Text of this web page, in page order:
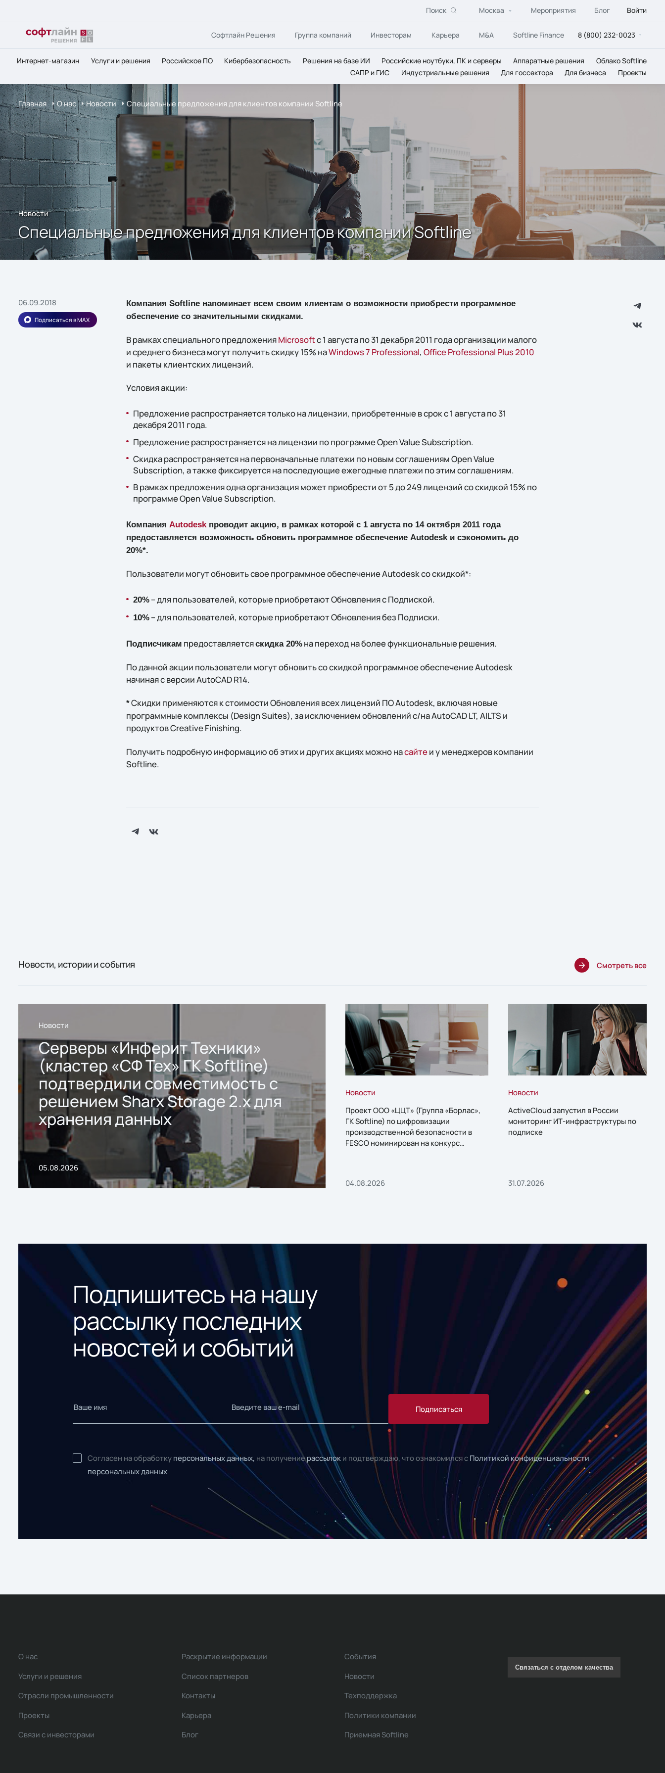
Поиск Москва Мероприятия Блог Войти
Софтлайн Решения Группа компаний Инвесторам Карьера M&A Softline Finance 8 (800) 232-0023
Интернет-магазин Услуги и решения Российское ПО Кибербезопасность Решения на базе ИИ Российские ноутбуки, ПК и серверы Аппаратные решения
Облако Softline
САПР и ГИС
Индустриальные решения Для госсектора Для бизнеса Проекты
Главная О нас Новости Специальные предложения для клиентов компании Softline
Новости
Специальные предложения для клиентов компании Softline
06.09.2018
Подписаться в MAX
Компания Softline напоминает всем своим клиентам о возможности приобрести программное
обеспечение со значительными скидками.
В рамках специального предложенияMicrosoftс 1 августа по 31 декабря 2011 года организации малого
и среднего бизнеса могут получить скидку 15% наWindows 7 Professional, Office Professional Plus 2010
и пакеты клиентских лицензий.
Условия акции:
Предложение распространяется только на лицензии, приобретенные в срок с 1 августа по 31
декабря 2011 года.
Предложение распространяется на лицензии по программе Open Value Subscription.
Скидка распространяется на первоначальные платежи по новым соглашениям Open Value
Subscription, а также фиксируется на последующие ежегодные платежи по этим соглашениям.
В рамках предложения одна организация может приобрести от 5 до 249 лицензий со скидкой 15% по
программе Open Value Subscription.
Компания Autodeskпроводит акцию, в рамках которой с 1 августа по 14 октября 2011 года
предоставляется возможность обновить программное обеспечение Autodesk и сэкономить до
20%*.
Пользователи могут обновить свое программное обеспечение Autodesk со скидкой*:
20%– для пользователей, которые приобретают Обновления с Подпиской.
10%– для пользователей, которые приобретают Обновления без Подписки.
Подписчикам предоставляетсяскидка 20%на переход на более функциональные решения.
По данной акции пользователи могут обновить со скидкой программное обеспечение Autodesk
начиная с версии AutoCAD R14.
*Скидки применяются к стоимости Обновления всех лицензий ПО Autodesk, включая новые
программные комплексы (Design Suites), за исключением обновлений с/на AutoCAD LT, AILTS и
продуктов Creative Finishing.
Получить подробную информацию об этих и других акциях можно насайтеи у менеджеров компании
Softline.
Новости, истории и события Смотреть все
Новости
Серверы «Инферит Техники»
(кластер «СФ Тех» ГК Softline)
подтвердили совместимость с
решением Sharx Storage 2.x для
хранения данных
05.08.2026
Новости
Проект ООО «ЦЦТ» (Группа «Борлас»,
ГК Softline) по цифровизации
производственной безопасности в
FESCO номинирован на конкурс
04.08.2026
Новости
ActiveCloud запустил в России
мониторинг ИТ-инфраструктуры по
подписке
31.07.2026
Подпишитесь на нашу
рассылку последних
новостей и событий
Подписаться
Согласен на обработку персональных данных, на получениерассылок и подтверждаю, что ознакомился с Политикой конфиденциальности
персональных данных
О нас
Услуги и решения
Отрасли промышленности
Проекты
Связи с инвесторами
Раскрытие информации
Список партнеров
Контакты
Карьера
Блог
События
Новости
Техподдержка
Политики компании
Приемная Softline
Связаться с отделом качества